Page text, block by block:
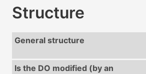
Structure
General structure
Is the DO modified (by an